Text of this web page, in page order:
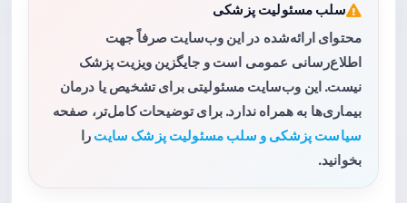
سلب مسئولیت پزشکی
محتوای ارائه‌شده در این وب‌سایت صرفاً جهت
اطلاع‌رسانی عمومی است و جایگزین ویزیت پزشک
نیست. این وب‌سایت مسئولیتی برای تشخیص یا درمان
بیماری‌ها به همراه ندارد. برای توضیحات کامل‌تر، صفحه
سیاست پزشکی و سلب مسئولیت پزشک سایت را
بخوانید.